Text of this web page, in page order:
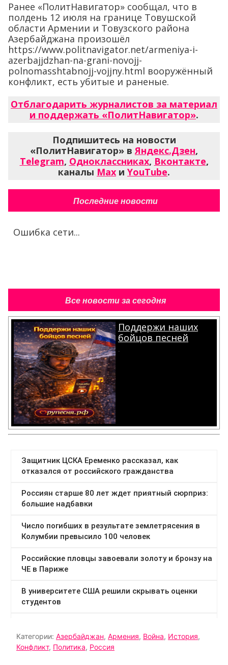
Ранее «ПолитНавигатор» сообщал, что в
полдень 12 июля на границе Товушской
области Армении и Товузского района
Азербайджана произошёл
https://www.politnavigator.net/armeniya-i-
azerbajjdzhan-na-grani-novojj-
polnomasshtabnojj-vojjny.html вооружённый
конфликт, есть убитые и раненые.
Отблагодарить журналистов за материал
и поддержать «ПолитНавигатор».
Подпишитесь на новости
«ПолитНавигатор» вЯндекс.Дзен,
Telegram, Одноклассниках, Вконтакте,
каналы Max и YouTube.
Последние новости
Ошибка сети...
Все новости за сегодня
Поддержи наших
бойцов песней
.
Категории: Азербайджан, Армения, Война, История,
Конфликт, Политика, Россия